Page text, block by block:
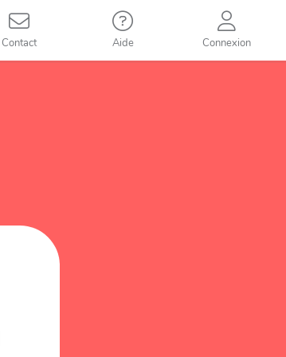
Contact Aide Connexion